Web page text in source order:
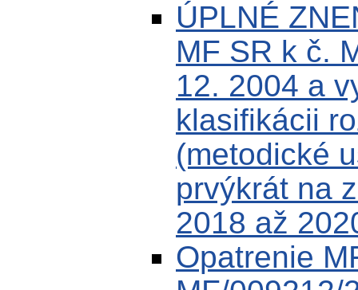
ÚPLNÉ
MF SR k č.
12. 2004 a
klasifikácii
(metodické
prvýkrát na
2018 až
Opatrenie